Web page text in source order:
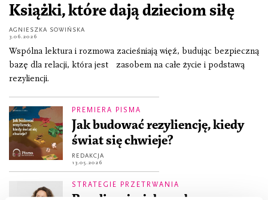
Książki, które dają dzieciom siłę
AGNIESZKA SOWIŃSKA
3.06.2026
Wspólna lektura i rozmowa zacieśniają więź, budując bezpieczną
bazę dla relacji, która jest zasobem na całe życie i podstawą
rezyliencji.
PREMIERA PISMA
Jak budować rezyliencję, kiedy
świat się chwieje?
REDAKCJA
13.05.2026
STRATEGIE PRZETRWANIA